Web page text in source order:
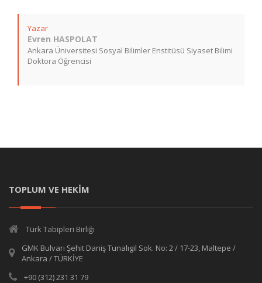
Yazar
Evren HASPOLAT
Ankara Üniversitesi Sosyal Bilimler Enstitüsü Siyaset Bilimi
Doktora Öğrencisi
TOPLUM VE HEKİM
Türk Tabipleri Birliği
GMK Bulvarı Şehit Daniş Tunalıgil Sok. No: 2 / 17-23, Maltepe /
Ankara / TÜRKİYE
+90 (312) 231 31 79